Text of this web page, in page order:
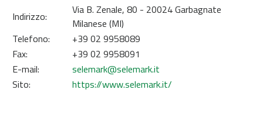
Indirizzo:
Via B. Zenale, 80 - 20024 Garbagnate
Milanese (MI)
Telefono:
+39 02 9958089
Fax:
+39 02 9958091
E-mail:
selemark@selemark.it
Sito:
https://www.selemark.it/